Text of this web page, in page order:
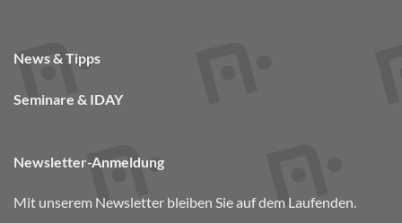
News & Tipps
Seminare & IDAY
Newsletter-Anmeldung
Mit unserem Newsletter bleiben Sie auf dem Laufenden.